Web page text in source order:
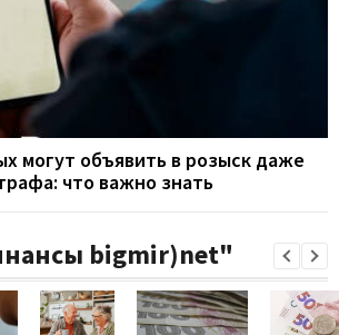
могут объявить в розыск даже
что важно знать
bigmir)net"